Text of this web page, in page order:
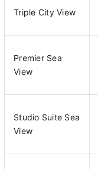
Triple City View
Premier Sea
View
Studio Suite Sea
View